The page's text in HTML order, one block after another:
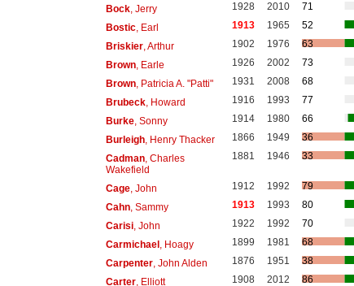
Bock, Jerry 1928 2010
71
Bostic, Earl 1913 1965
52
Briskier, Arthur 1902 1976
63
Brown, Earle 1926 2002
73
Brown, Patricia A. "Patti" 1931 2008
68
Brubeck, Howard 1916 1993
77
Burke, Sonny 1914 1980
66
Burleigh, Henry Thacker 1866 1949
36
Cadman, Charles
Wakefield
1881 1946 33
Cage, John 1912 1992
79
Cahn, Sammy 1913 1993
80
Carisi, John 1922 1992
70
Carmichael, Hoagy 1899 1981
68
Carpenter, John Alden 1876 1951
38
Carter, Elliott 1908 2012
86